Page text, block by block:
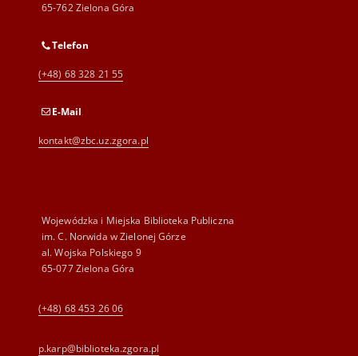
65-762 Zielona Góra
Telefon
(+48) 68 328 21 55
E-Mail
kontakt@zbc.uz.zgora.pl
Wojewódzka i Miejska Biblioteka Publiczna
im. C. Norwida w Zielonej Górze
al. Wojska Polskiego 9
65-077 Zielona Góra
(+48) 68 453 26 06
p.karp@biblioteka.zgora.pl